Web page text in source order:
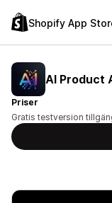
Shopify App
AI Product
Priser
Gratis testversion